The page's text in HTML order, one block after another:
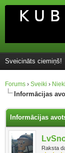
Sveicināts ciemiņš!
Forums › Sveiki › Nieki
Informācijas
Informācijas
Raksta